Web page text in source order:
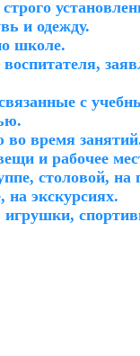
и одежду.
школе.
с
во время
и рабочее
столовой, на
экскурсиях.